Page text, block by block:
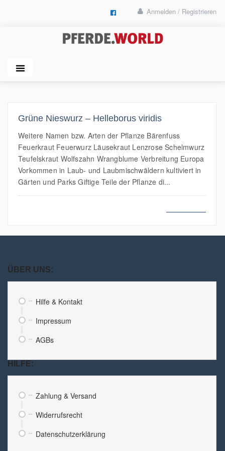
Anmelden / Registrieren
Grüne Nieswurz – Helleborus viridis
Weitere Namen bzw. Arten der Pflanze Bärenfuss
Feuerkraut Feuerwurz Läusekraut Lenzrose Schelmwurz
Teufelskraut Wolfszahn Wrangblume Verbreitung Europa
Vorkommen in Laub- und Laubmischwäldern kultiviert in
Gärten und Parks Giftige Teile der Pflanze di...
ÜBER UNS:
Hilfe & Kontakt
Impressum
AGBs
HILFE:
Zahlung & Versand
Widerrufsrecht
Datenschutzerklärung